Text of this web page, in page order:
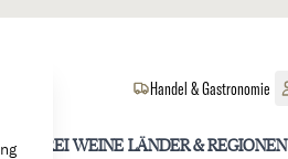
WEINE LÄNDER & REGIONEN
Handel & Gastronomie